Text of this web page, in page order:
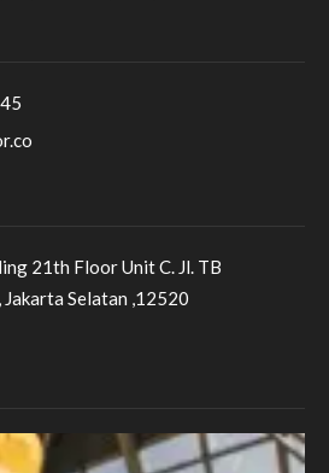
21th Floor Unit C. Jl. TB
Jakarta Selatan ,12520